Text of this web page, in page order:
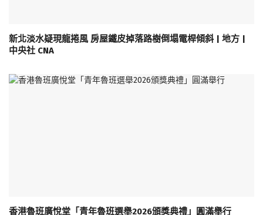
新北淡水疑現龍捲風 房屋鐵皮掉落路樹倒塌電桿傾斜 | 地方 |
中央社 CNA
香港魯班廣悅堂「青年魯班選舉2026頒獎典禮」圓滿舉行